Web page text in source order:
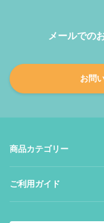
メールでの
お問
商品カテゴリー
ご利用ガイド